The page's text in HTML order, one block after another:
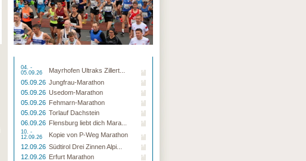
04. -
05.09.26
Mayrhofen Ultraks Zillert...
05.09.26 Jungfrau-Marathon
05.09.26 Usedom-Marathon
05.09.26 Fehmarn-Marathon
05.09.26 Torlauf Dachstein
06.09.26 Flensburg liebt dich Mara...
10. -
12.09.26
Kopie von P-Weg Marathon
12.09.26 Südtirol Drei Zinnen Alpi...
12.09.26 Erfurt Marathon